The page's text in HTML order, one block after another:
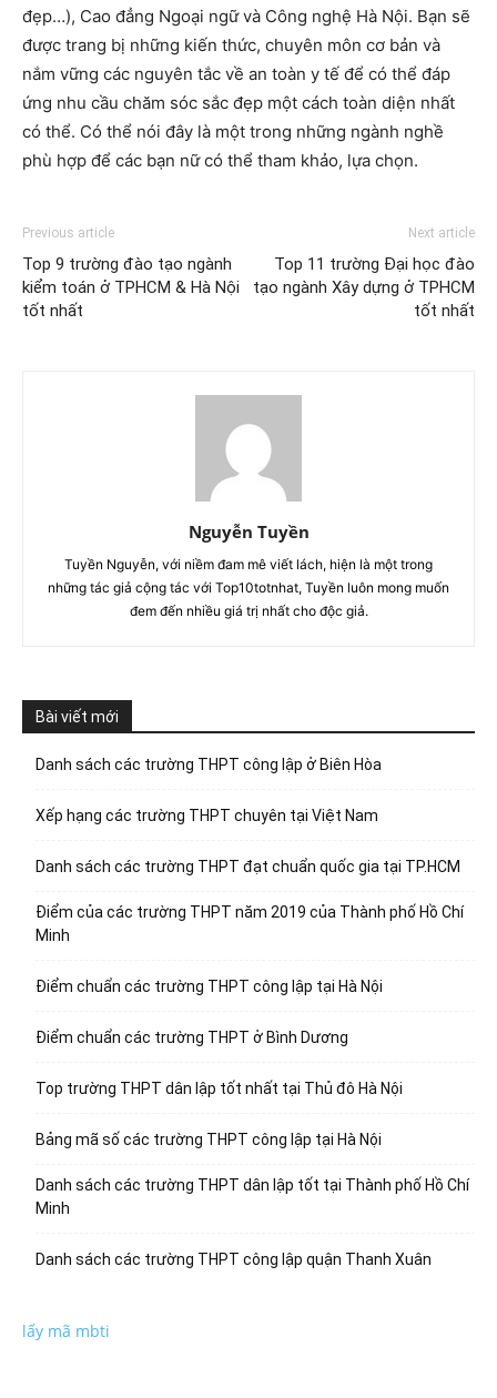
đẹp…), Cao đẳng Ngoại ngữ và Công nghệ Hà Nội. Bạn sẽ
được trang bị những kiến ​​thức, chuyên môn cơ bản và
nắm vững các nguyên tắc về an toàn y tế để có thể đáp
ứng nhu cầu chăm sóc sắc đẹp một cách toàn diện nhất
có thể. Có thể nói đây là một trong những ngành nghề
phù hợp để các bạn nữ có thể tham khảo, lựa chọn.
Previous article
Top 9 trường đào tạo ngành
kiểm toán ở TPHCM & Hà Nội
tốt nhất
Next article
Top 11 trường Đại học đào
tạo ngành Xây dựng ở TPHCM
tốt nhất
Nguyễn Tuyền
Tuyền Nguyễn, với niềm đam mê viết lách, hiện là một trong
những tác giả cộng tác với Top10totnhat, Tuyền luôn mong muốn
đem đến nhiều giá trị nhất cho độc giả.
Bài viết mới
Danh sách các trường THPT công lập ở Biên Hòa
Xếp hạng các trường THPT chuyên tại Việt Nam
Danh sách các trường THPT đạt chuẩn quốc gia tại TP.HCM
Điểm của các trường THPT năm 2019 của Thành phố Hồ Chí
Minh
Điểm chuẩn các trường THPT công lập tại Hà Nội
Điểm chuẩn các trường THPT ở Bình Dương
Top trường THPT dân lập tốt nhất tại Thủ đô Hà Nội
Bảng mã số các trường THPT công lập tại Hà Nội
Danh sách các trường THPT dân lập tốt tại Thành phố Hồ Chí
Minh
Danh sách các trường THPT công lập quận Thanh Xuân
lấy mã mbti